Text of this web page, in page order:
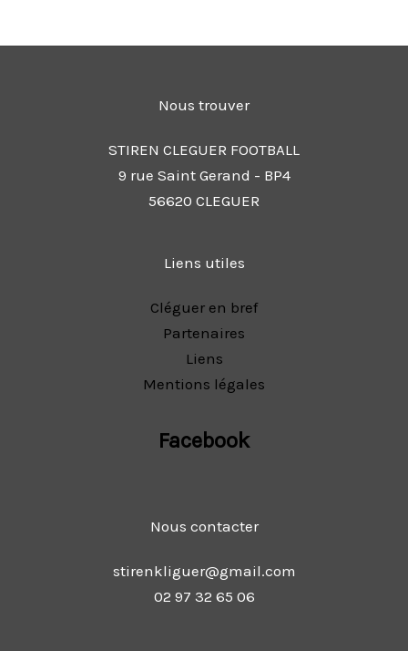
Nous trouver
STIREN CLEGUER FOOTBALL
9 rue Saint Gerand - BP4
56620 CLEGUER
Liens utiles
Cléguer en bref
Partenaires
Liens
Mentions légales
Facebook
Nous contacter
stirenkliguer@gmail.com
02 97 32 65 06